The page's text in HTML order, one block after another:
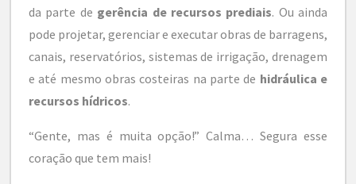
da parte de gerência de recursos prediais. Ou ainda
pode projetar, gerenciar e executar obras de barragens,
canais, reservatórios, sistemas de irrigação, drenagem
e até mesmo obras costeiras na parte de hidráulica e
recursos hídricos.
“Gente, mas é muita opção!” Calma… Segura esse
coração que tem mais!